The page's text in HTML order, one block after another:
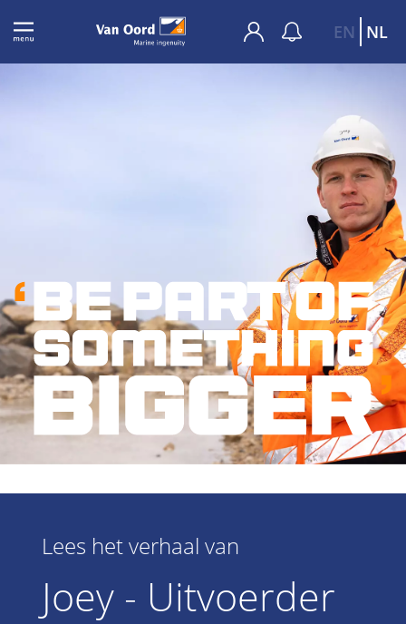
EN NL
Lees het verhaal van
Joey - Uitvoerder